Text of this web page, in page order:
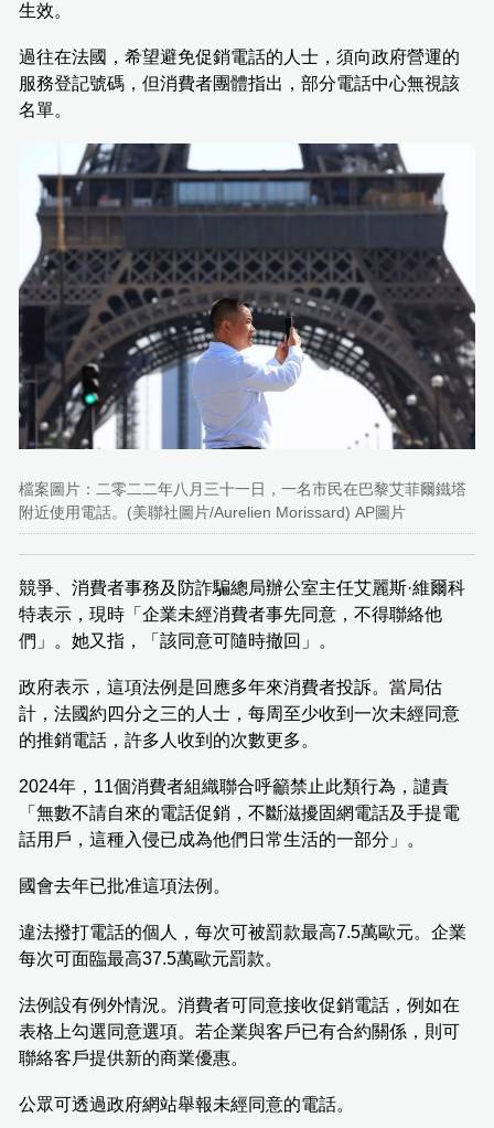
生效。
過往在法國，希望避免促銷電話的人士，須向政府營運的
服務登記號碼，但消費者團體指出，部分電話中心無視該
名單。
檔案圖片：二零二二年八月三十一日，一名市民在巴黎艾菲爾鐵塔
附近使用電話。(美聯社圖片/Aurelien Morissard) AP圖片
競爭、消費者事務及防詐騙總局辦公室主任艾麗斯·維爾科
特表示，現時「企業未經消費者事先同意，不得聯絡他
們」。她又指，「該同意可隨時撤回」。
政府表示，這項法例是回應多年來消費者投訴。當局估
計，法國約四分之三的人士，每周至少收到一次未經同意
的推銷電話，許多人收到的次數更多。
2024年，11個消費者組織聯合呼籲禁止此類行為，譴責
「無數不請自來的電話促銷，不斷滋擾固網電話及手提電
話用戶，這種入侵已成為他們日常生活的一部分」。
國會去年已批准這項法例。
違法撥打電話的個人，每次可被罰款最高7.5萬歐元。企業
每次可面臨最高37.5萬歐元罰款。
法例設有例外情況。消費者可同意接收促銷電話，例如在
表格上勾選同意選項。若企業與客戶已有合約關係，則可
聯絡客戶提供新的商業優惠。
公眾可透過政府網站舉報未經同意的電話。